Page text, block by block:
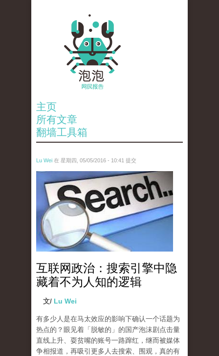
主页
所有文章
翻墙工具箱
Lu Wei 在 星期四, 05/05/2016 - 10:41 提交
wen_tou_tu_3.jpeg
互联网政治：搜索引擎中隐
藏着不为人知的逻辑
文/ Lu Wei
有多少人是在马太效应的影响下确认一个话题为
热点的？眼见着「脱敏的」的国产泡沫剧点击量
直线上升、耍贫嘴的账号一路蹿红，继而被媒体
争相报道，再吸引更多人去搜索、围观，真的有